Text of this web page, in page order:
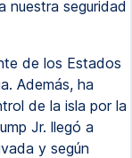
nuestra seguridad
de los Estados
Además, ha
de la isla por la
Jr. llegó a
y según